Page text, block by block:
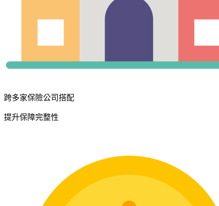
跨多家保險公司搭配
提升保障完整性